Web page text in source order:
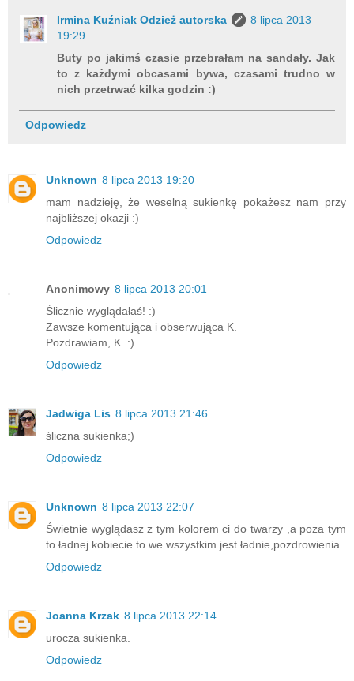
Irmina Kuźniak Odzież autorska
8 lipca 2013
19:29
Buty po jakimś czasie przebrałam na sandały. Jak
to z każdymi obcasami bywa, czasami trudno w
nich przetrwać kilka godzin :)
Odpowiedz
Unknown 8 lipca 2013 19:20
mam nadzieję, że weselną sukienkę pokażesz nam przy
najbliższej okazji :)
Odpowiedz
Anonimowy 8 lipca 2013 20:01
Ślicznie wyglądałaś! :)
Zawsze komentująca i obserwująca K.
Pozdrawiam, K. :)
Odpowiedz
Jadwiga Lis 8 lipca 2013 21:46
śliczna sukienka;)
Odpowiedz
Unknown 8 lipca 2013 22:07
Świetnie wyglądasz z tym kolorem ci do twarzy ,a poza tym
to ładnej kobiecie to we wszystkim jest ładnie,pozdrowienia.
Odpowiedz
Joanna Krzak 8 lipca 2013 22:14
urocza sukienka.
Odpowiedz